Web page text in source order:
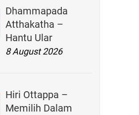
Dhammapada
Atthakatha –
Hantu Ular
8 August 2026
Hiri Ottappa –
Memilih Dalam